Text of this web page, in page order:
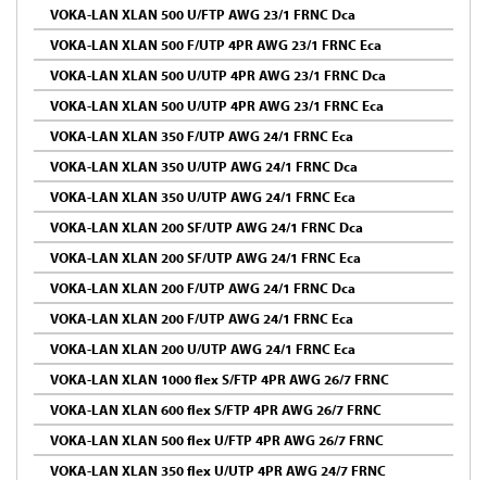
VOKA-LAN XLAN 500 U/FTP AWG 23/1 FRNC Dca
VOKA-LAN XLAN 500 F/UTP 4PR AWG 23/1 FRNC Eca
VOKA-LAN XLAN 500 U/UTP 4PR AWG 23/1 FRNC Dca
VOKA-LAN XLAN 500 U/UTP 4PR AWG 23/1 FRNC Eca
VOKA-LAN XLAN 350 F/UTP AWG 24/1 FRNC Eca
VOKA-LAN XLAN 350 U/UTP AWG 24/1 FRNC Dca
VOKA-LAN XLAN 350 U/UTP AWG 24/1 FRNC Eca
VOKA-LAN XLAN 200 SF/UTP AWG 24/1 FRNC Dca
VOKA-LAN XLAN 200 SF/UTP AWG 24/1 FRNC Eca
VOKA-LAN XLAN 200 F/UTP AWG 24/1 FRNC Dca
VOKA-LAN XLAN 200 F/UTP AWG 24/1 FRNC Eca
VOKA-LAN XLAN 200 U/UTP AWG 24/1 FRNC Eca
VOKA-LAN XLAN 1000 flex S/FTP 4PR AWG 26/7 FRNC
VOKA-LAN XLAN 600 flex S/FTP 4PR AWG 26/7 FRNC
VOKA-LAN XLAN 500 flex U/FTP 4PR AWG 26/7 FRNC
VOKA-LAN XLAN 350 flex U/UTP 4PR AWG 24/7 FRNC